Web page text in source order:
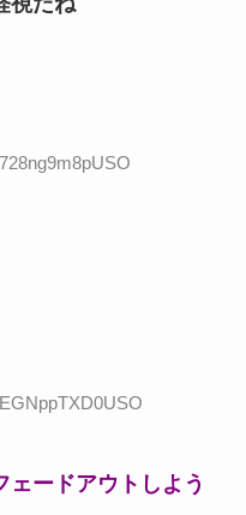
ードアウトしよう